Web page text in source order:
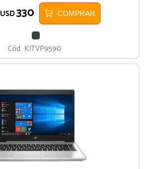
USD330 COMPRAR
OSCURO
Cód. KITVP9590